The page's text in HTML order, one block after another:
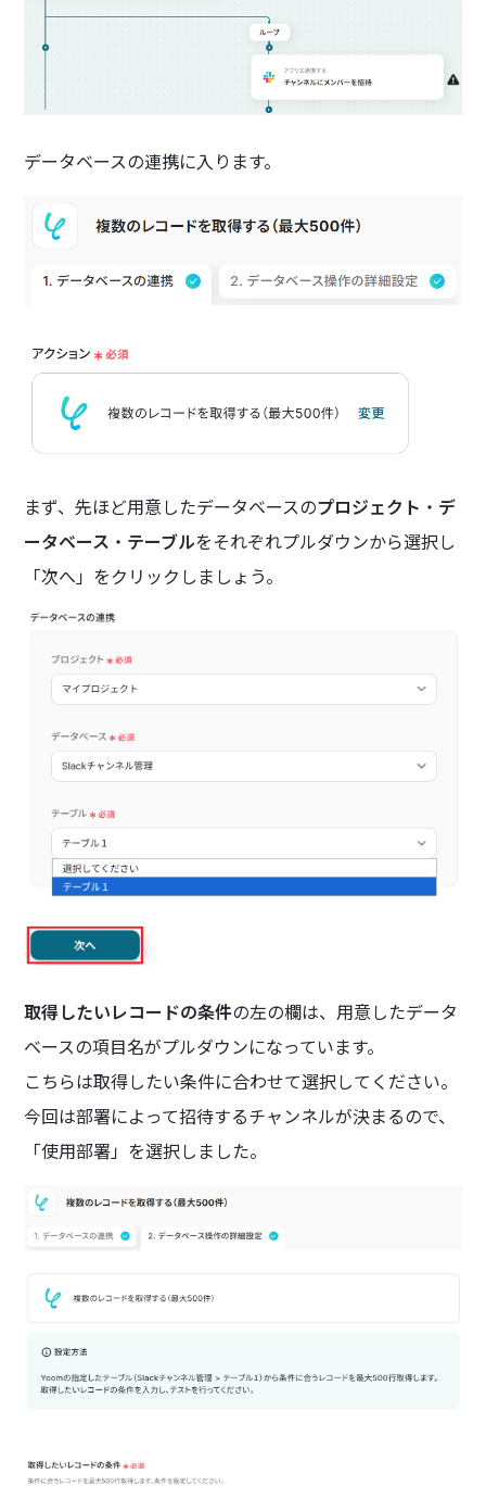
データベースの連携に入ります。
まず、先ほど用意したデータベースのプロジェクト ・ デ
ータベース ・ テーブルをそれぞれプルダウンから選択し
「次へ」をクリックしましょう。
取得したいレコードの条件の左の欄は、用意したデータ
ベースの項目名がプルダウンになっています。
こちらは取得したい条件に合わせて選択してください。
今回は部署によって招待するチャンネルが決まるので、
「使用部署」を選択しました。